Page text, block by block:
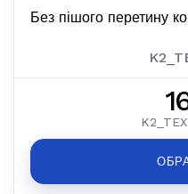
Без пішого перетину